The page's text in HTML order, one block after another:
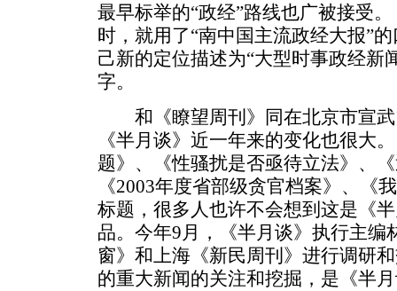
最早标举的“政经”路线也广被接受
时，就用了“南中国主流政经大报”
己新的定位描述为“大型时事政经新
字。
和《瞭望周刊》同在北京市宣武
《半月谈》近一年来的变化也很大
题》、《性骚扰是否亟待立法》、
《2003年度省部级贪官档案》、《
标题，很多人也许不会想到这是《
品。今年9月，《半月谈》执行主编
窗》和上海《新民周刊》进行调研
的重大新闻的关注和挖掘，是《半